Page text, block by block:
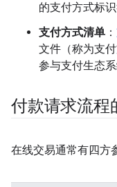
的支付方式标
支付方式清单 ：
文件（称为支
参与支付生态
付款请求流程
在线交易通常有四方